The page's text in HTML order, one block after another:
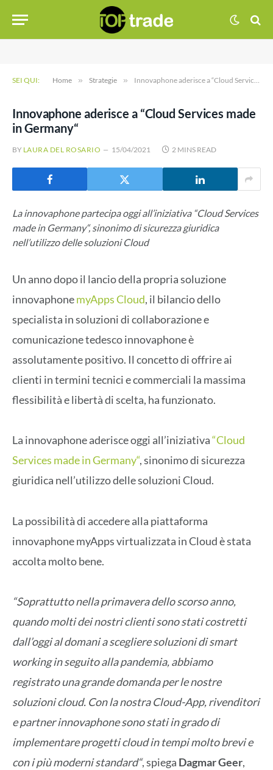
SEI QUI: Home » Strategie » Innovaphone aderisce a “Cloud Services made in Germany“
Innovaphone aderisce a “Cloud Services made
in Germany“
BY LAURA DEL ROSARIO 15/04/2021 2 MINS READ
La innovaphone partecipa oggi all’iniziativa “Cloud Services
made in Germany“, sinonimo di sicurezza giuridica
nell’utilizzo delle soluzioni Cloud
Un anno dopo il lancio della propria soluzione
innovaphonemyApps Cloud, il bilancio dello
specialista in soluzioni di collaborazione e
comunicazione tedesco innovaphone è
assolutamente positivo. Il concetto di offrire ai
clienti in termini tecnici e commerciali la massima
flessibilità e libertà di scelta, ha funzionato.
La innovaphone aderisce oggi all’iniziativa“Cloud
Services made in Germany“, sinonimo di sicurezza
giuridica nell’utilizzo delle soluzioni Cloud.
La possibilità di accedere alla piattaforma
innovaphone myApps virtualizzata in Cloud è stata
accolta molto bene.
“Soprattutto nella primavera dello scorso anno,
quando molti dei nostri clienti sono stati costretti
dall’oggi al domani a scegliere soluzioni di smart
working in seguito alla pandemia, abbiamo
registrato una grande domanda per le nostre
soluzioni cloud. Con la nostra Cloud-App, rivenditori
e partner innovaphone sono stati in grado di
implementare progetti cloud in tempi molto brevi e
con i più moderni standard“, spiega Dagmar Geer,